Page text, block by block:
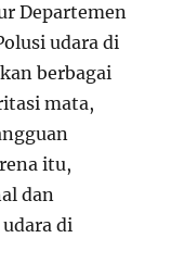
Departemen
udara di
berbagai
mata,
itu,
dan
di